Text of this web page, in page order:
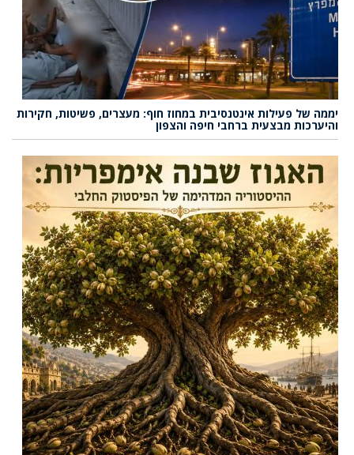
יממה של פעילות אינטנסיבית במחוז חוף: מעצרים, פשיטות, חקירות
והיערכות מבצעית ברחבי חיפה והצפון